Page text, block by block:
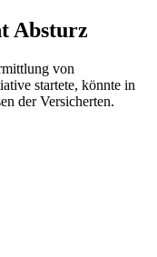
Absturz
von
startete, könnte in
der Versicherten.